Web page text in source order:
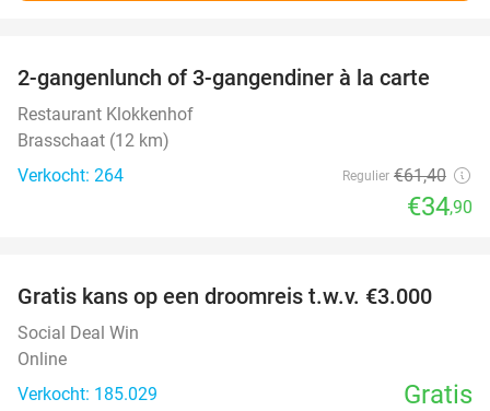
43%
2-gangenlunch of 3-gangendiner à la carte
Restaurant Klokkenhof
Brasschaat (12 km)
Verkocht: 264
Regulier €61,40
€34,90
Gratis kans op een droomreis t.w.v. €3.000
Social Deal Win
Online
Verkocht: 185.029
Gratis